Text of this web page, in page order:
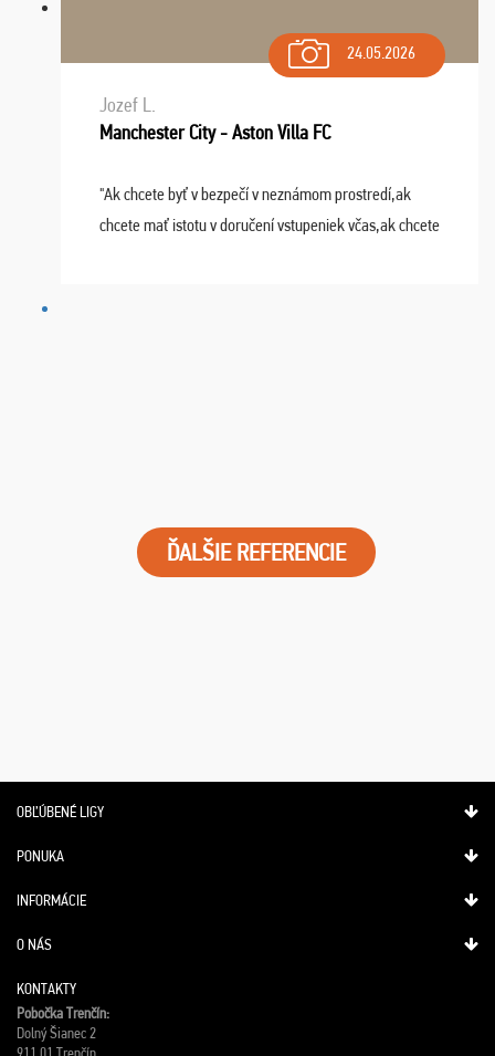
24.05.2026
Jozef L.
Manchester City - Aston Villa FC
"Ak chcete byť v bezpečí v neznámom prostredí,ak
chcete mať istotu v doručení vstupeniek včas,ak chcete
ĎALŠIE REFERENCIE
OBĽÚBENÉ LIGY
PONUKA
INFORMÁCIE
O NÁS
KONTAKTY
Pobočka Trenčín:
Dolný Šianec 2